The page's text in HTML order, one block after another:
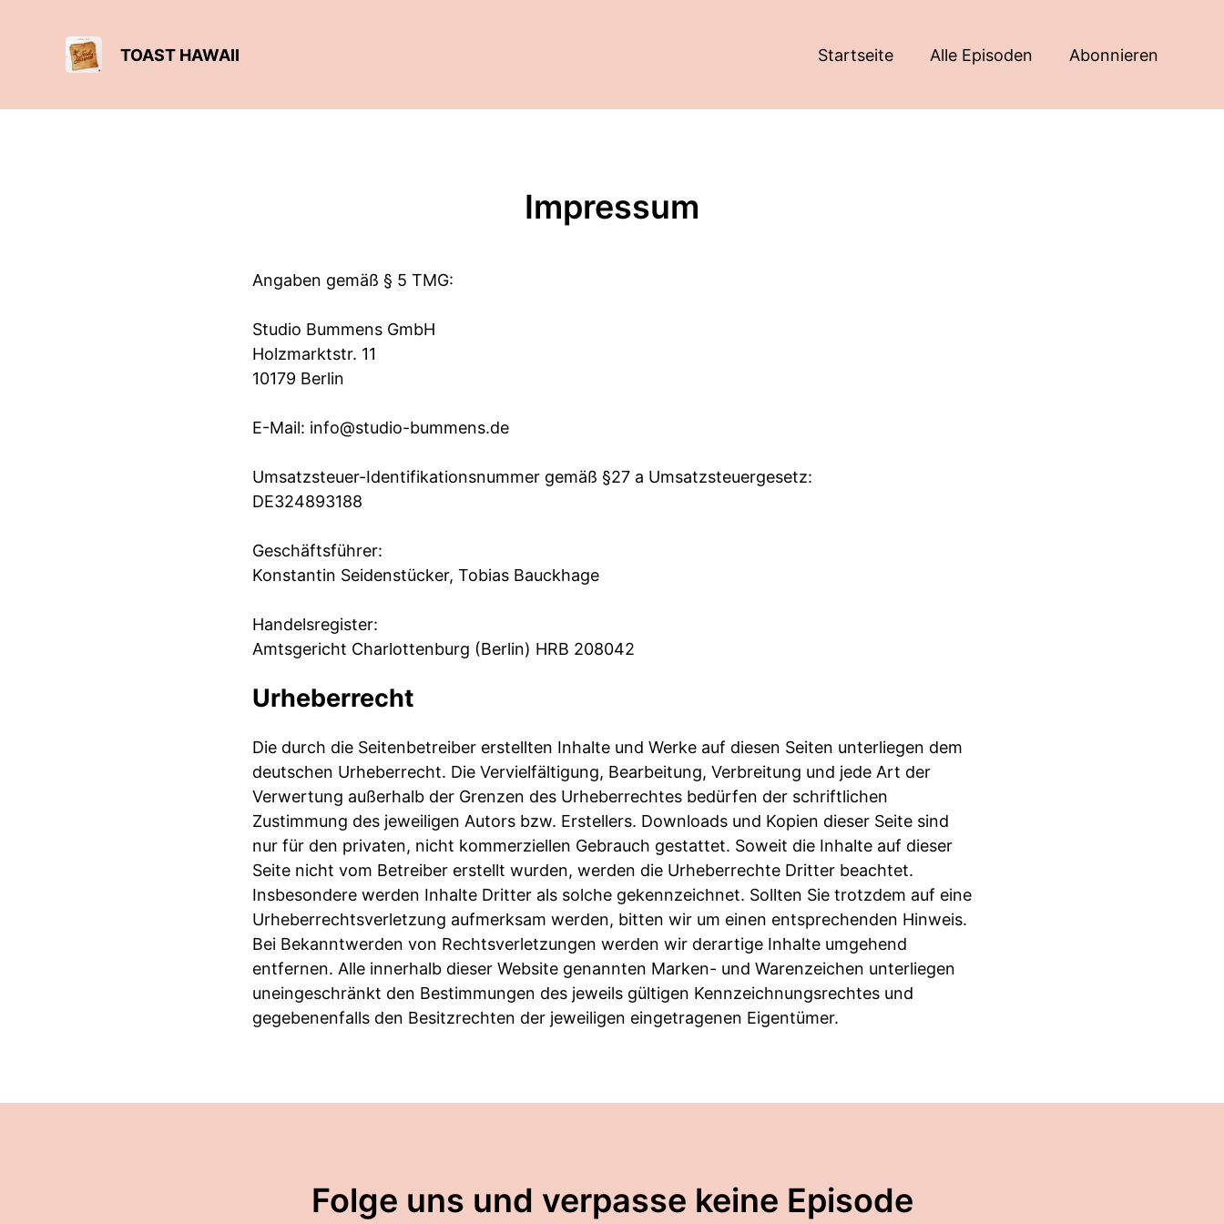
TOAST HAWAII Startseite Alle Episoden Abonnieren
Impressum
Angaben gemäß § 5 TMG:
Studio Bummens GmbH
Holzmarktstr. 11
10179 Berlin
E-Mail: info@studio-bummens.de
Umsatzsteuer-Identifikationsnummer gemäß §27 a Umsatzsteuergesetz:
DE324893188
Geschäftsführer:
Konstantin Seidenstücker, Tobias Bauckhage
Handelsregister:
Amtsgericht Charlottenburg (Berlin) HRB 208042
Urheberrecht
Die durch die Seitenbetreiber erstellten Inhalte und Werke auf diesen Seiten unterliegen dem
deutschen Urheberrecht. Die Vervielfältigung, Bearbeitung, Verbreitung und jede Art der
Verwertung außerhalb der Grenzen des Urheberrechtes bedürfen der schriftlichen
Zustimmung des jeweiligen Autors bzw. Erstellers. Downloads und Kopien dieser Seite sind
nur für den privaten, nicht kommerziellen Gebrauch gestattet. Soweit die Inhalte auf dieser
Seite nicht vom Betreiber erstellt wurden, werden die Urheberrechte Dritter beachtet.
Insbesondere werden Inhalte Dritter als solche gekennzeichnet. Sollten Sie trotzdem auf eine
Urheberrechtsverletzung aufmerksam werden, bitten wir um einen entsprechenden Hinweis.
Bei Bekanntwerden von Rechtsverletzungen werden wir derartige Inhalte umgehend
entfernen. Alle innerhalb dieser Website genannten Marken- und Warenzeichen unterliegen
uneingeschränkt den Bestimmungen des jeweils gültigen Kennzeichnungsrechtes und
gegebenenfalls den Besitzrechten der jeweiligen eingetragenen Eigentümer.
Folge uns und verpasse keine Episode